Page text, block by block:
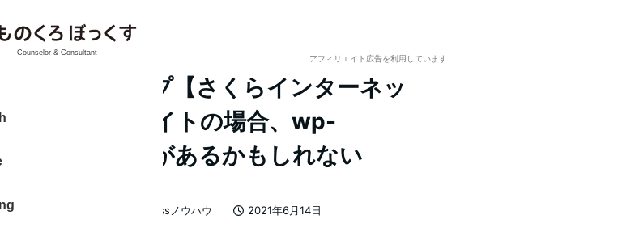
Counselor & Consultant
アフィリエイト広告を利用しています
イレクトループ【さくらインターネッ
WordPressサイトの場合、wp-
に原因があるかもしれない
2021年6月14日
信仁（ものくろ） WordPressノウハウ